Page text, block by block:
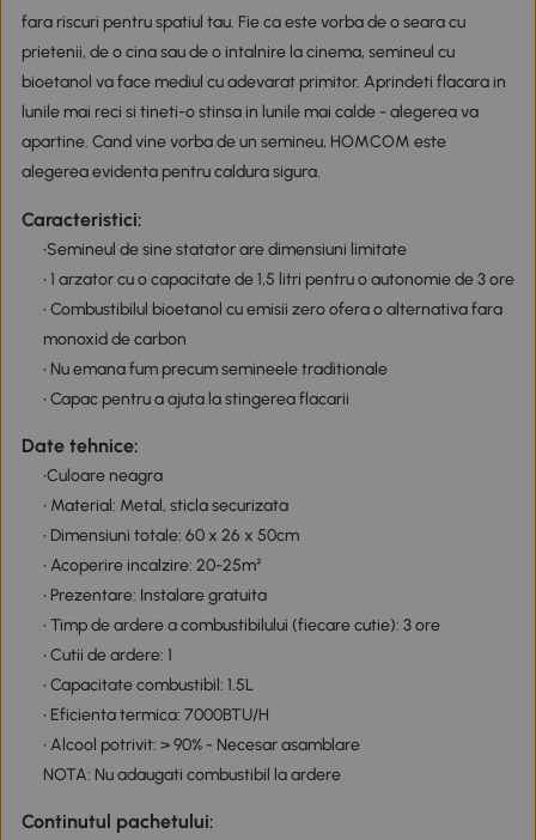
fara riscuri pentru spatiul tau. Fie ca este vorba de o seara cu
prietenii, de o cina sau de o intalnire la cinema, semineul cu
bioetanol va face mediul cu adevarat primitor. Aprindeti flacara in
lunile mai reci si tineti-o stinsa in lunile mai calde - alegerea va
apartine. Cand vine vorba de un semineu, HOMCOM este
alegerea evidenta pentru caldura sigura.
Caracteristici:
•Semineul de sine statator are dimensiuni limitate
• 1 arzator cu o capacitate de 1,5 litri pentru o autonomie de 3 ore
• Combustibilul bioetanol cu emisii zero ofera o alternativa fara
monoxid de carbon
• Nu emana fum precum semineele traditionale
• Capac pentru a ajuta la stingerea flacarii
Date tehnice:
•Culoare neagra
• Material: Metal, sticla securizata
• Dimensiuni totale: 60 x 26 x 50cm
• Acoperire incalzire: 20-25m²
• Prezentare: Instalare gratuita
• Timp de ardere a combustibilului (fiecare cutie): 3 ore
• Cutii de ardere: 1
• Capacitate combustibil: 1.5L
• Eficienta termica: 7000BTU/H
• Alcool potrivit: > 90% - Necesar asamblare
NOTA: Nu adaugati combustibil la ardere
Continutul pachetului: